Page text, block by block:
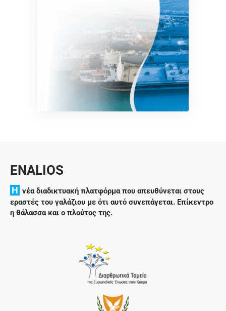
ENALIOS
H νέα διαδικτυακή πλατφόρμα που απευθύνεται στους
εραστές του γαλάζιου με ότι αυτό συνεπάγεται. Επίκεντρο
η θάλασσα και ο πλούτος της.